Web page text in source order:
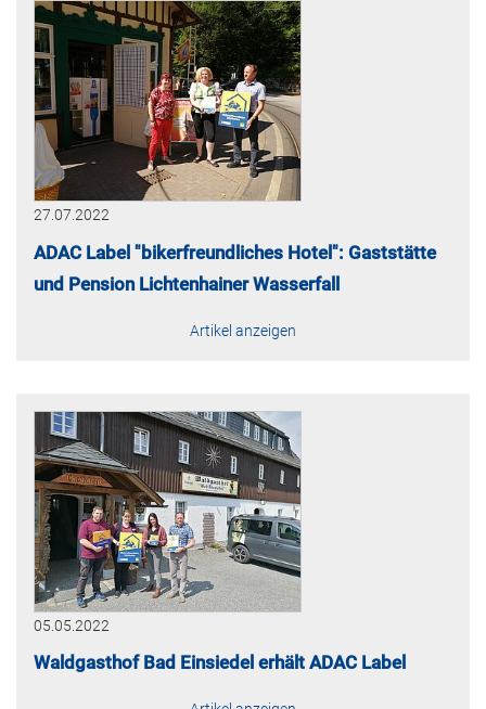
27.07.2022
ADAC Label "bikerfreundliches Hotel": Gaststätte
und Pension Lichtenhainer Wasserfall
Artikel anzeigen
05.05.2022
Waldgasthof Bad Einsiedel erhält ADAC Label